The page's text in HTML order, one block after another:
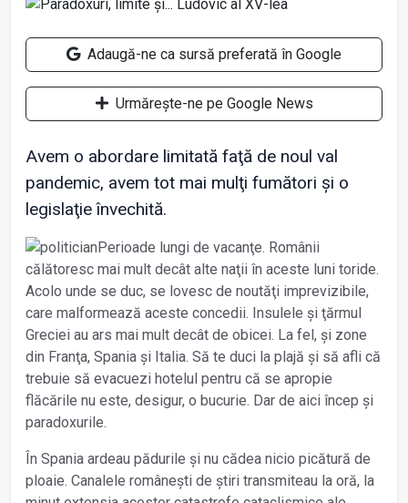
Adaugă-ne ca sursă preferată în Google
Urmărește-ne pe Google News
Avem o abordare limitată faţă de noul val
pandemic, avem tot mai mulţi fumători și o
legislaţie învechită.
Perioade lungi de vacanţe. Românii
călătoresc mai mult decât alte naţii în aceste luni toride.
Acolo unde se duc, se lovesc de noutăţi imprevizibile,
care malformează aceste concedii. Insulele și ţărmul
Greciei au ars mai mult decât de obicei. La fel, și zone
din Franţa, Spania și Italia. Să te duci la plajă și să afli că
trebuie să evacuezi hotelul pentru că se apropie
flăcările nu este, desigur, o bucurie. Dar de aici încep și
paradoxurile.
În Spania ardeau pădurile și nu cădea nicio picătură de
ploaie. Canalele românești de știri transmiteau la oră, la